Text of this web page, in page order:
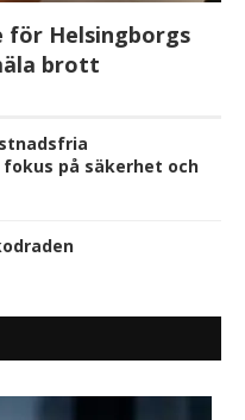
Helsingborgs
brott
på säkerhet och